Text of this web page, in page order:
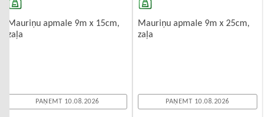
Mauriņu apmale 9m x 15cm,
zaļa
PAŅEMT 10.08.2026
Mauriņu apmale 9m x 25cm,
zaļa
PAŅEMT 10.08.2026